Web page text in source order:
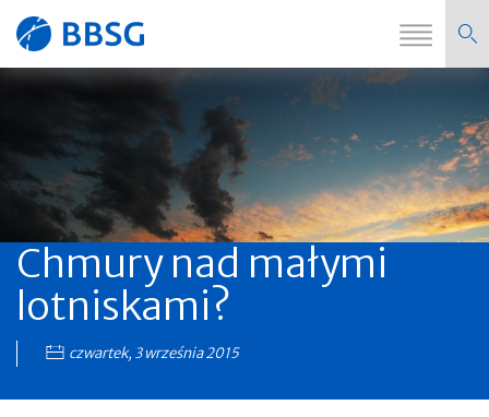
Strona
główna
Chmury nad małymi
lotniskami?
czwartek, 3 września 2015